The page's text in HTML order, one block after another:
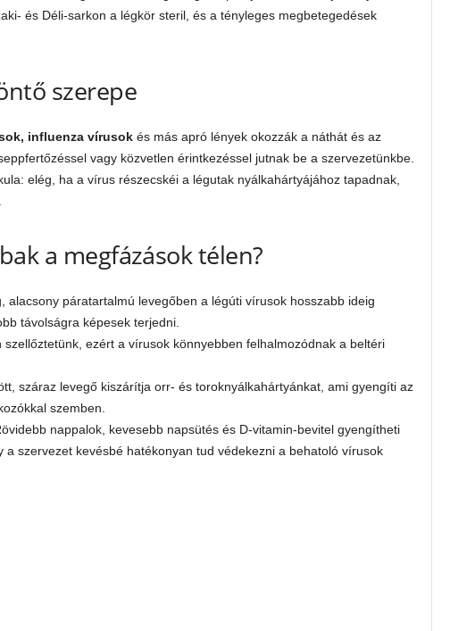
és Déli-sarkon a légkör steril, és a tényleges megbetegedések
szerepe
influenza vírusokés más apró lények okozzák a náthát és az
vagy közvetlen érintkezéssel jutnak be a szervezetünkbe.
elég, ha a vírus részecskéi a légutak nyálkahártyájához tapadnak,
a megfázások télen?
alacsony páratartalmú levegőben a légúti vírusok hosszabb ideig
távolságra képesek terjedni.
szellőztetünk, ezért a vírusok könnyebben felhalmozódnak a beltéri
száraz levegő kiszárítja orr- és toroknyálkahártyánkat, ami gyengíti az
szemben.
nappalok, kevesebb napsütés és D-vitamin-bevitel gyengítheti
a szervezet kevésbé hatékonyan tud védekezni a behatoló vírusok